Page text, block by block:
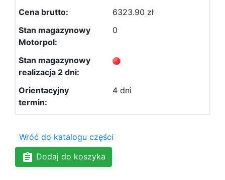
6323.90 zł
0
4 dni
Wróć do katalogu części
Dodaj do koszyka